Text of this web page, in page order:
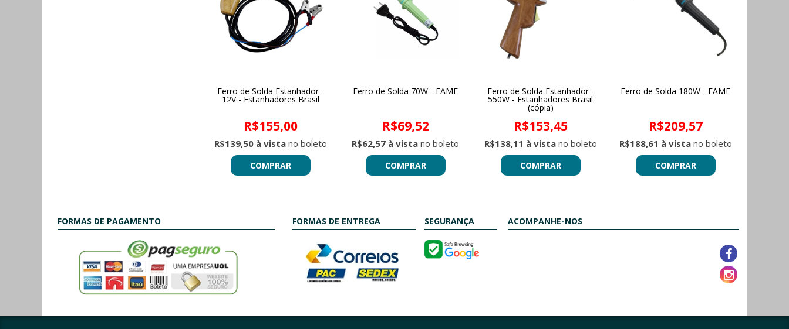
Ferro de Solda Estanhador -
12V - Estanhadores Brasil
R$155,00
R$139,50 à vistano boleto
COMPRAR
Ferro de Solda 70W - FAME
R$69,52
R$62,57 à vista no boleto
COMPRAR
Ferro de Solda Estanhador -
550W - Estanhadores Brasil
(cópia)
R$153,45
R$138,11 à vistano boleto
COMPRAR
Ferro de Solda 180W - FAME
R$209,57
R$188,61 à vistano boleto
COMPRAR
FORMAS DE PAGAMENTO FORMAS DE ENTREGA SEGURANÇA ACOMPANHE-NOS